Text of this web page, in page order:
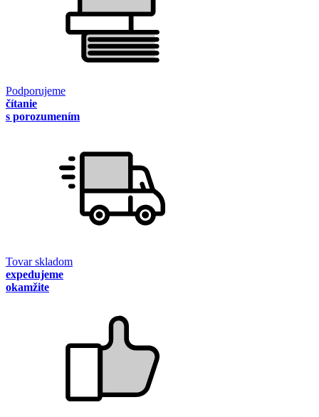
Podporujeme
čítanie
s porozumením
Tovar skladom
expedujeme
okamžite